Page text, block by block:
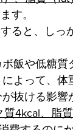
す。
ると、し
飯や低糖
よって、体
抜ける影響
質4kcal、脂